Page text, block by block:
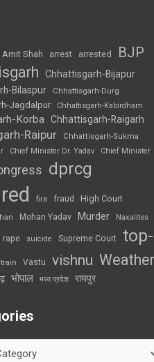
Amit Shah arrest arrested BJP
Chhattisgarh-Bijapur
Bilaspur
Chhattisgarh-Durg
Jagdalpur Chhattisgarh-Kabirdham
Korba Chhattisgarh-Raigarh
Raipur
Chhattisgarh-Sukma
Chief Minister Dr. Yadav Chief Minister
dprcg
fire fraud High Court
Mohan Yadav Murder Naxalites
rape suicide Supreme Court top-
train Vastu vishnu Weather
भोपाल मध्य प्रदेश रायपुर